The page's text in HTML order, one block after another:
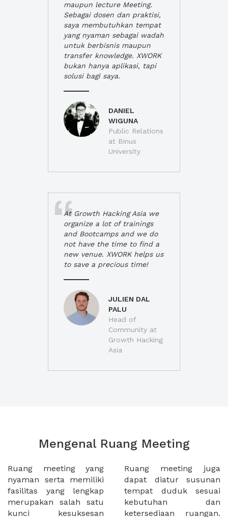
maupun lecture Meeting.
Sebagai dosen dan praktisi,
saya membutuhkan tempat
yang nyaman sebagai wadah
untuk berbisnis maupun
transfer knowledge. XWORK
bukan hanya aplikasi, tapi
solusi bagi saya.
DANIEL
WIGUNA
Public Relations
at Binus
University
At Growth Hacking Asia we
organize a lot of trainings
and Bootcamps and we do
not have the time to find a
new venue. XWORK helps us
to save a precious time!
JULIEN DAL
PALU
Head of
Community at
Growth Hacking
Asia
Mengenal Ruang Meeting
Ruang meeting yang
nyaman serta memiliki
fasilitas yang lengkap
merupakan salah satu
kunci kesuksesan
Ruang meeting juga
dapat diatur susunan
tempat duduk sesuai
kebutuhan dan
ketersediaan ruangan.